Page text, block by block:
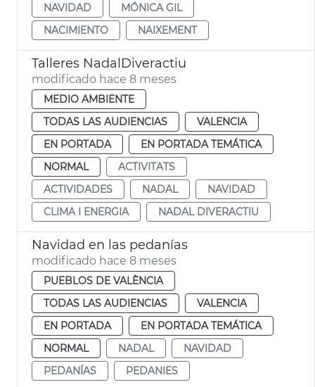
NAVIDAD
MÓNICA GIL
NACIMIENTO
NAIXEMENT
Talleres NadalDiveractiu
modificado hace 8 meses
MEDIO AMBIENTE
TODAS LAS AUDIENCIAS
VALENCIA
EN PORTADA
EN PORTADA TEMÁTICA
NORMAL
ACTIVITATS
ACTIVIDADES
NADAL
NAVIDAD
CLIMA I ENERGIA
NADAL DIVERACTIU
Navidad en las pedanías
modificado hace 8 meses
PUEBLOS DE VALÈNCIA
TODAS LAS AUDIENCIAS
VALENCIA
EN PORTADA
EN PORTADA TEMÁTICA
NORMAL
NADAL
NAVIDAD
PEDANÍAS
PEDANIES